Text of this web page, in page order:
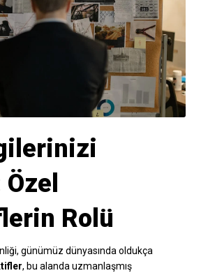
Rolü
günümüz dünyasında oldukça
, bu alanda uzmanlaşmış